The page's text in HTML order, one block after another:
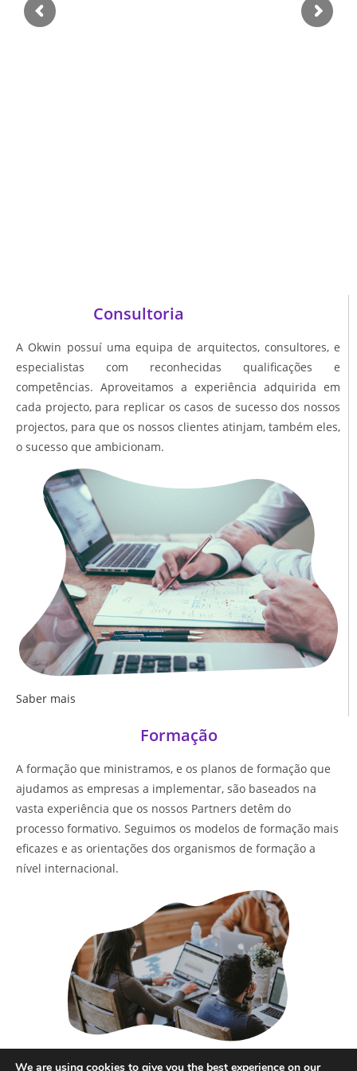
Consultoria
A Okwin possuí uma equipa de arquitectos, consultores, e
especialistas com reconhecidas qualificações e
competências. Aproveitamos a experiência adquirida em
cada projecto, para replicar os casos de sucesso dos nossos
projectos, para que os nossos clientes atinjam, também eles,
o sucesso que ambicionam.
Saber mais
Formação
A formação que ministramos, e os planos de formação que
ajudamos as empresas a implementar, são baseados na
vasta experiência que os nossos Partners detêm do
processo formativo. Seguimos os modelos de formação mais
eficazes e as orientações dos organismos de formação a
nível internacional.
Saber mais
We are using cookies to give you the best experience on our